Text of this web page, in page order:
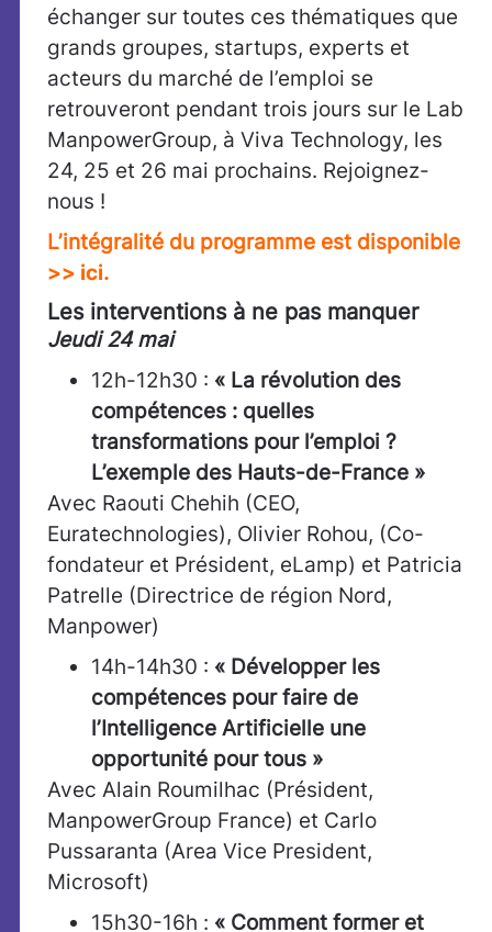
échanger sur toutes ces thématiques que
grands groupes, startups, experts et
acteurs du marché de l’emploi se
retrouveront pendant trois jours sur le Lab
ManpowerGroup, à Viva Technology, les
24, 25 et 26 mai prochains. Rejoignez-
nous !
L’intégralité du programme est disponible
>> ici.
Les interventions à ne pas manquer
Jeudi 24 mai
12h-12h30 : « La révolution des
compétences : quelles
transformations pour l’emploi ?
L’exemple des Hauts-de-France »
Avec Raouti Chehih (CEO,
Euratechnologies), Olivier Rohou, (Co-
fondateur et Président, eLamp) et Patricia
Patrelle (Directrice de région Nord,
Manpower)
14h-14h30 : « Développer les
compétences pour faire de
l’Intelligence Artificielle une
opportunité pour tous »
Avec Alain Roumilhac (Président,
ManpowerGroup France) et Carlo
Pussaranta (Area Vice President,
Microsoft)
15h30-16h : « Comment former et